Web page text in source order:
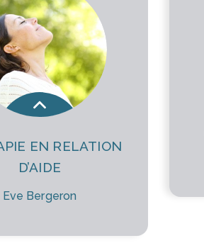
EN RELATION
D’AIDE
Eve Bergeron